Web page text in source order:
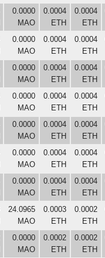
0.0000
MAO
0.0004
ETH
0.0004
ETH
0.0000
MAO
0.0004
ETH
0.0004
ETH
0.0000
MAO
0.0004
ETH
0.0004
ETH
0.0000
MAO
0.0004
ETH
0.0004
ETH
0.0000
MAO
0.0004
ETH
0.0004
ETH
0.0000
MAO
0.0004
ETH
0.0004
ETH
0.0000
MAO
0.0004
ETH
0.0004
ETH
24.0965
MAO
0.0003
ETH
0.0002
ETH
0.0000
MAO
0.0002
ETH
0.0002
ETH